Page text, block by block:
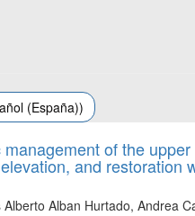
(España))
of the
and restoration
Alban Hurtado, Andrea